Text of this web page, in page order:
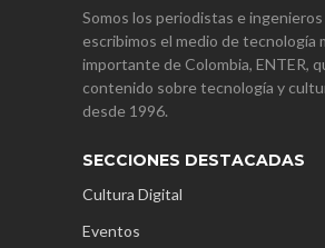
Somos los periodistas e
escribimos el medio de tecnología
importante de Colombia, ENTER,
contenido sobre tecnología y
desde 1996.
SECCIONES DESTACADAS
Cultura Digital
Eventos